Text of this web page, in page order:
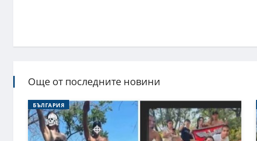
Още от последните новини
БЪЛГАРИЯ